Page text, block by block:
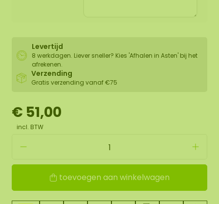
Levertijd
8 werkdagen. Liever sneller? Kies 'Afhalen in Asten' bij het
afrekenen.
Verzending
Gratis verzending vanaf €75
€ 51,00
incl. BTW
toevoegen aan winkelwagen